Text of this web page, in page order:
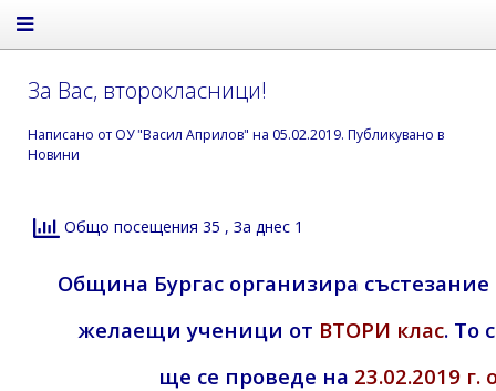
За Вас, второкласници!
Написано от ОУ "Васил Априлов" на 05.02.2019. Публикувано в
Новини
Общо посещения 35 , За днес 1
Община Бургас организира
желаещи ученици от ВТОРИ клас. То
ще се проведе на 23.02.2019 г.